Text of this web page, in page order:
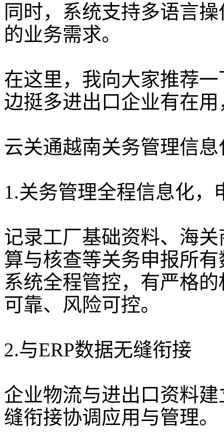
同时，系统支持多语言
的业务需求。
在这里，我向大家推荐一
边挺多进出口企业有在
云关通越南关务管理信
1.关务管理全程信息化，
记录工厂基础资料、海
算与核查等关务申报所
系统全程管控，有严格
可靠、风险可控。
2.与ERP数据无缝衔接
企业物流与进出口资料
缝衔接协调应用与管理。